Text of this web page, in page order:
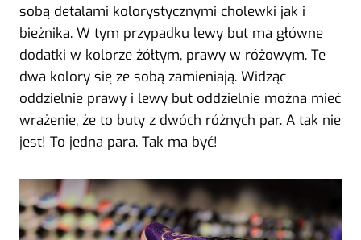
sobą detalami kolorystycznymi cholewki jak i
bieżnika. W tym przypadku lewy but ma główne
dodatki w kolorze żółtym, prawy w różowym. Te
dwa kolory się ze sobą zamieniają. Widząc
oddzielnie prawy i lewy but oddzielnie można mieć
wrażenie, że to buty z dwóch różnych par. A tak nie
jest! To jedna para. Tak ma być!